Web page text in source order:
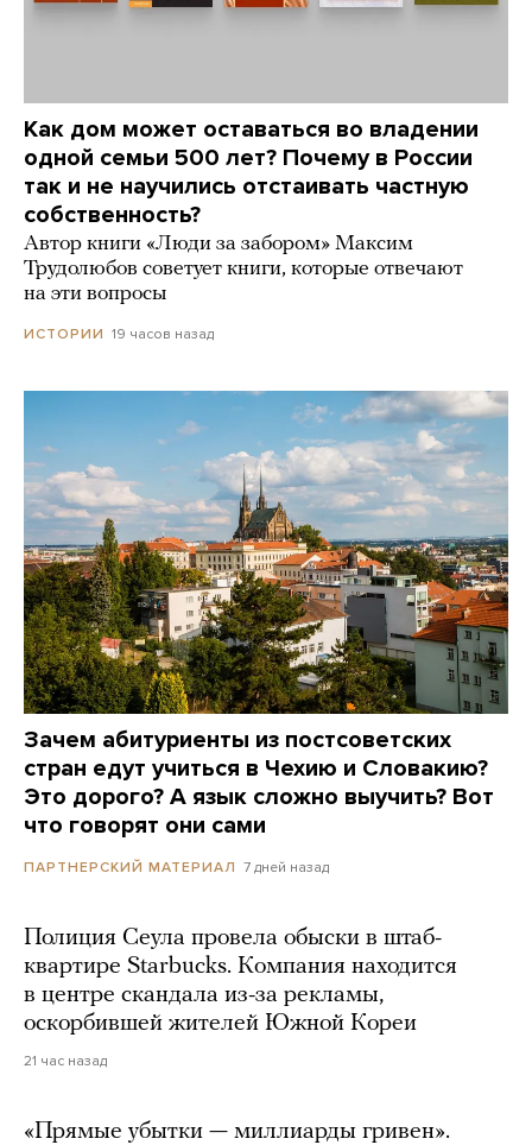
Как дом может оставаться во владении
одной семьи 500 лет? Почему в России
так и не научились отстаивать частную
собственность?
Автор книги «Люди за забором» Максим
Трудолюбов советует книги, которые отвечают
на эти вопросы
ИСТОРИИ 19 часов назад
Зачем абитуриенты из постсоветских
стран едут учиться в Чехию и Словакию?
Это дорого? А язык сложно выучить? Вот
что говорят они сами
ПАРТНЕРСКИЙ МАТЕРИАЛ 7 дней назад
Полиция Сеула провела обыски в штаб-
квартире Starbucks. Компания находится
в центре скандала из-за рекламы,
оскорбившей жителей Южной Кореи
21 час назад
«Прямые убытки — миллиарды гривен».